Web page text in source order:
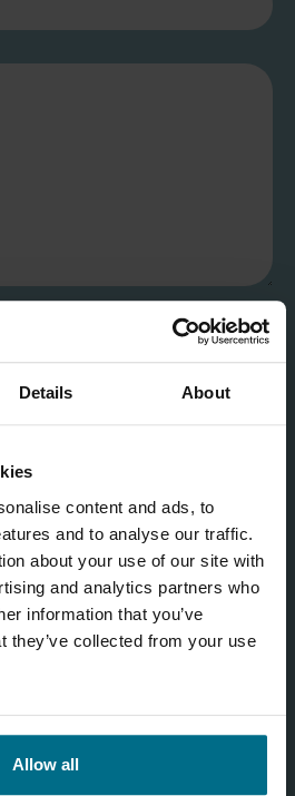
Details About
content and ads, to
and to analyse our traffic.
about your use of our site with
and analytics partners who
information that you’ve
they’ve collected from your use
Allow all
Verarbeitung und Nutzung
gemäß der
zu.Datenschutz